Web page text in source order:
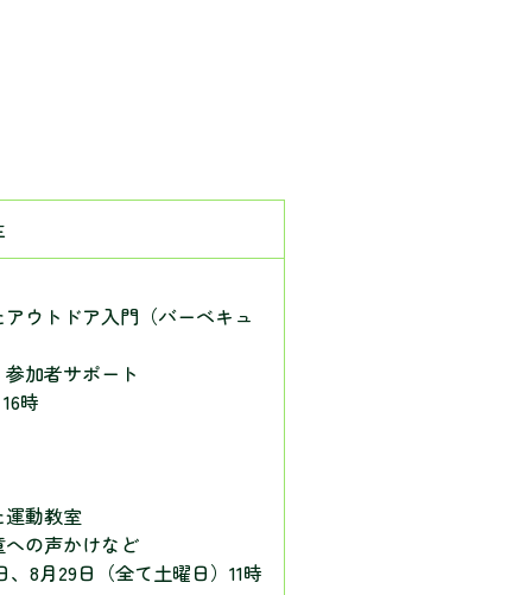
ウトドア入門（バーベキュ
加者サポート
時
動教室
の声かけなど
8月29日（全て土曜日）11時